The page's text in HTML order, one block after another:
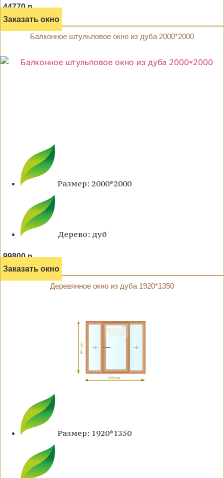
44770 р.
Заказать окно
Балконное штульповое окно из дуба 2000*2000
Размер: 2000*2000
Дерево: дуб
99800 р.
Заказать окно
Деревянное окно из дуба 1920*1350
Размер: 1920*1350